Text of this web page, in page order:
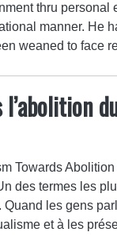
thru personal
manner. He
weaned to face
Towards
des termes les
Quand les gens
et à les